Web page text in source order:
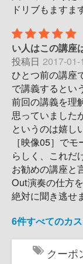
ドリブもますま
い人はこの講座
投稿日 2017-01-
ひとつ前の講座
で講義するとい
前回の講義を理
思っていました
というのは嬉し
［映像05］で
らしく、これだ
お勧めの講座と
Out演奏の仕方
絶対に聞き逃せ
6件すべてのカ
クーポ